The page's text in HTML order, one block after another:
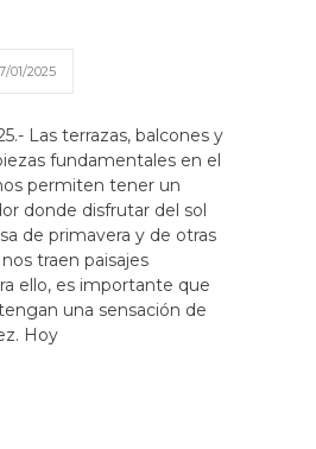
01/2025
Las terrazas, balcones y
fundamentales en el
permiten tener un
donde disfrutar del sol
de primavera y de otras
traen paisajes
ello, es importante que
una sensación de
Hoy